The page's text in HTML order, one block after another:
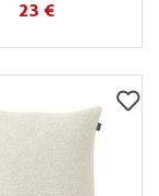
23 €